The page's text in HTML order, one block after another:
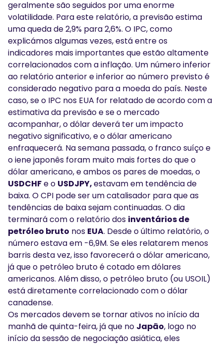
geralmente são seguidos por uma enorme
volatilidade. Para este relatório, a previsão estima
uma queda de 2,9% para 2,6%. O IPC, como
explicámos algumas vezes, está entre os
indicadores mais importantes que estão altamente
correlacionados com a inflação. Um número inferior
ao relatório anterior e inferior ao número previsto é
considerado negativo para a moeda do país. Neste
caso, se o IPC nos EUA for relatado de acordo com a
estimativa da previsão e se o mercado
acompanhar, o dólar deverá ter um impacto
negativo significativo, e o dólar americano
enfraquecerá. Na semana passada, o franco suíço e
o iene japonês foram muito mais fortes do que o
dólar americano, e ambos os pares de moedas, o
USDCHFe o USDJPY,estavam em tendência de
baixa. O CPI pode ser um catalisador para que as
tendências de baixa sejam continuadas. O dia
terminará com o relatório dos inventários de
petróleo bruto nos EUA. Desde o último relatório, o
número estava em -6,9M. Se eles relatarem menos
barris desta vez, isso favorecerá o dólar americano,
já que o petróleo bruto é cotado em dólares
americanos. Além disso, o petróleo bruto (ou USOIL)
está diretamente correlacionado com o dólar
canadense.
Os mercados devem se tornar ativos no início da
manhã de quinta-feira, já que no Japão, logo no
início da sessão de negociação asiática, eles